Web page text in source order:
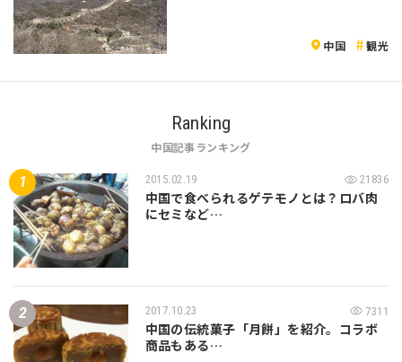
中国 観光
Ranking
中国記事ランキング
2015.02.19 21836
中国で食べられるゲテモノとは？ロバ肉
にセミなど…
2017.10.23 7311
中国の伝統菓子「月餅」を紹介。コラボ
商品もある…